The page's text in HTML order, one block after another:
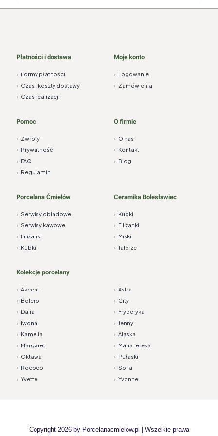
Płatności i dostawa
› Formy płatności
› Czas i koszty dostawy
› Czas realizacji
Moje konto
› Logowanie
› Zamówienia
Pomoc
› Zwroty
› Prywatność
› FAQ
› Regulamin
O firmie
› O nas
› Kontakt
› Blog
Porcelana Ćmielów
› Serwisy obiadowe
› Serwisy kawowe
› Filiżanki
› Kubki
Ceramika Bolesławiec
› Kubki
› Filiżanki
› Miski
› Talerze
Kolekcje porcelany
› Akcent › Astra
› Bolero › City
› Dalia › Fryderyka
› Iwona › Jenny
› Kamelia › Alaska
› Margaret › Maria Teresa
› Oktawa › Pułaski
› Rococo › Sofia
› Yvette › Yvonne
Copyright 2026 by Porcelanacmielow.pl | Wszelkie prawa